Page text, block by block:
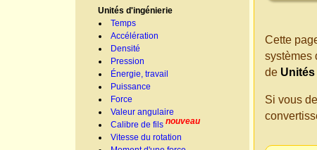
Unités d'ingénierie
Temps
Accélération
Densité
Pression
Énergie, travail
Puissance
Force
Valeur angulaire
Calibre de fils nouveau
Vitesse du rotation
Cette
systèmes
de
Si vous